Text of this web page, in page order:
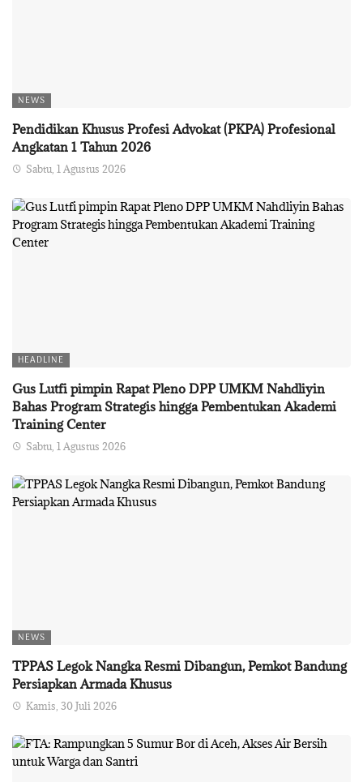
NEWS
Pendidikan Khusus Profesi Advokat (PKPA) Profesional
Angkatan 1 Tahun 2026
Sabtu, 1 Agustus 2026
HEADLINE
Gus Lutfi pimpin Rapat Pleno DPP UMKM Nahdliyin
Bahas Program Strategis hingga Pembentukan Akademi
Training Center
Sabtu, 1 Agustus 2026
NEWS
TPPAS Legok Nangka Resmi Dibangun, Pemkot Bandung
Persiapkan Armada Khusus
Kamis, 30 Juli 2026